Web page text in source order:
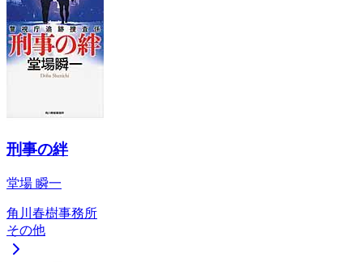
刑事の絆
堂場 瞬一
角川春樹事務所
その他